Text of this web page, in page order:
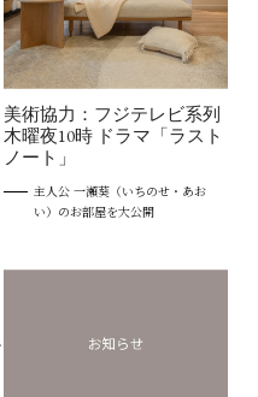
美術協力：フジテレビ系列
木曜夜10時 ドラマ「ラスト
ノート」
主人公 一瀬葵（いちのせ・あお
い）のお部屋を大公開